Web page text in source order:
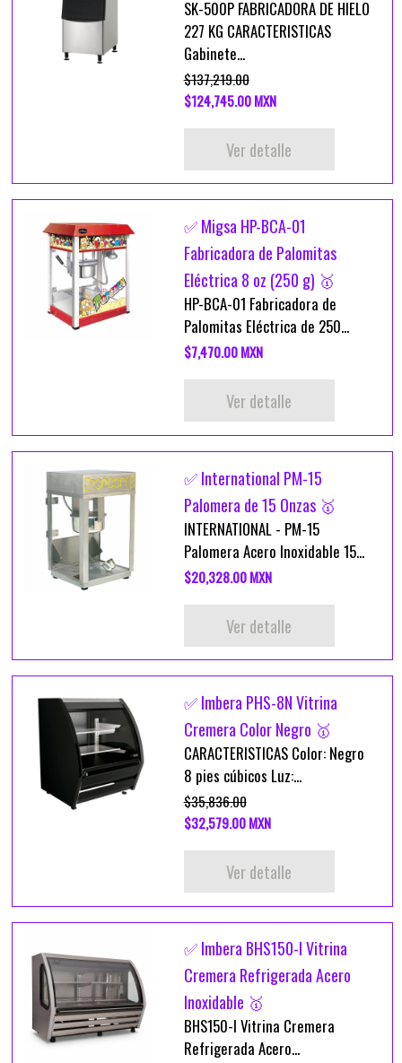
SK-500P FABRICADORA DE HIELO
227 KG CARACTERISTICAS
Gabinete...
$137,219.00
$124,745.00 MXN
Ver detalle
✅ Migsa HP-BCA-01
Fabricadora de Palomitas
Eléctrica 8 oz (250 g) 🥇
HP-BCA-01 Fabricadora de
Palomitas Eléctrica de 250...
$7,470.00 MXN
Ver detalle
✅ International PM-15
Palomera de 15 Onzas 🥇
INTERNATIONAL - PM-15
Palomera Acero Inoxidable 15...
$20,328.00 MXN
Ver detalle
✅ Imbera PHS-8N Vitrina
Cremera Color Negro 🥇
CARACTERISTICAS Color: Negro
8 pies cúbicos Luz:...
$35,836.00
$32,579.00 MXN
Ver detalle
✅ Imbera BHS150-I Vitrina
Cremera Refrigerada Acero
Inoxidable 🥇
BHS150-I Vitrina Cremera
Refrigerada Acero...